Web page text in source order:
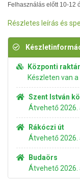
Felhasználás előtt 10-12
Részletes leírás és
Központi raktár
Készleten van
Szent István
Átvehető 2026.
Rákóczi út
Átvehető 2026.
Budaörs
Átvehető 2026.